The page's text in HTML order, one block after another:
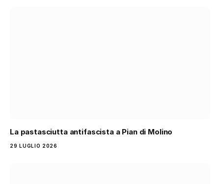
La pastasciutta antifascista a Pian di Molino
29 LUGLIO 2026